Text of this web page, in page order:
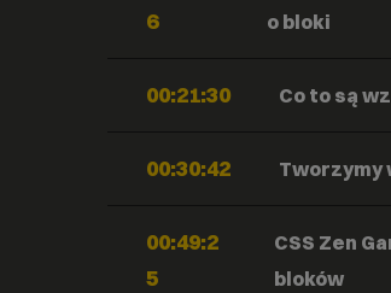
6
o bloki
00:21:30 Co to są
00:30:42 Tworzymy
00:49:2
5
CSS Zen
bloków